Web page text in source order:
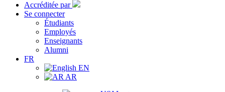
Accréditée par
Se connecter
Étudiants
Employés
Enseignants
Alumni
FR
EN
AR